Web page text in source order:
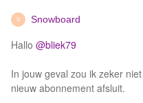
S Snowboard
Hallo @bliek79
In jouw geval zou ik zeker
nieuw abonnement afsluit.